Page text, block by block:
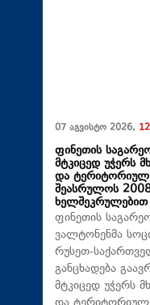
07 აგვისტო 2026,
ფინეთის
მტკიცედ უჭერს
და ტერიტორიულ
შეასრულოს 2008
ხელშეკრულებით
ფინეთის
ვალტონენმა
რუსეთ-
განცხადება
მტკიცედ უჭერს